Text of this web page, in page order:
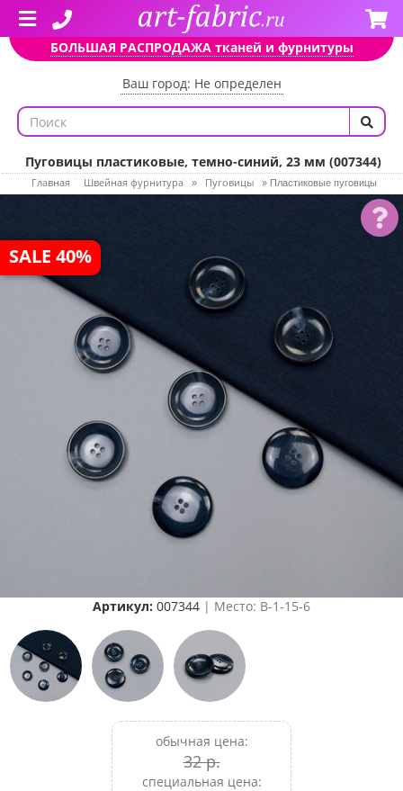
БОЛЬШАЯ РАСПРОДАЖА тканей и фурнитуры
Ваш город: Не определен
Пуговицы пластиковые, темно-синий, 23 мм (007344)
Главная Швейная фурнитура » Пуговицы » Пластиковые пуговицы
SALE 40%
Артикул: 007344 | Место: B-1-15-6
обычная цена:
32 р.
специальная цена: